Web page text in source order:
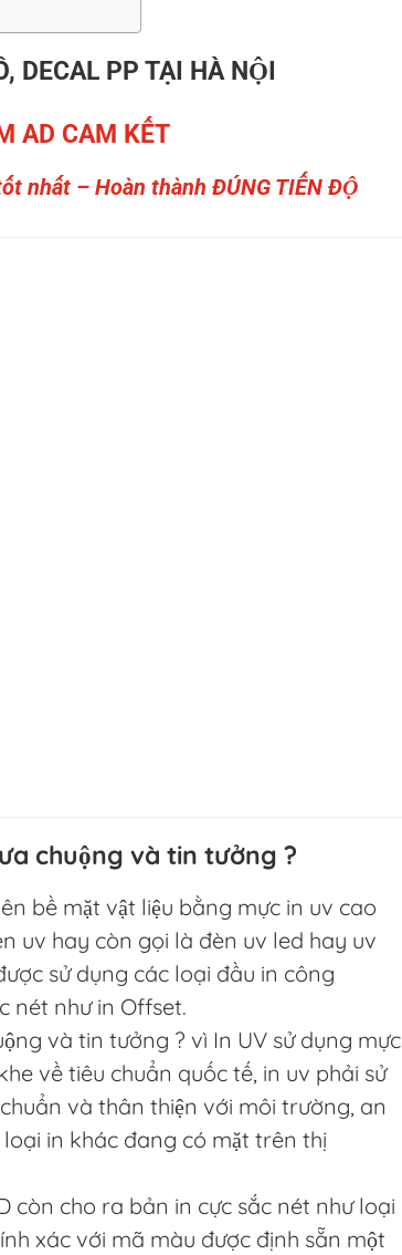
DECAL PP TẠI HÀ NỘI
AD CAM KẾT
nhất – Hoàn thành ĐÚNG TIẾN ĐỘ
chuộng và tin tưởng ?
bề mặt vật liệu bằng mực in uv cao
uv hay còn gọi là đèn uv led hay uv
sử dụng các loại đầu in công
nét như in Offset.
và tin tưởng ? vì In UV sử dụng mực
về tiêu chuẩn quốc tế, in uv phải sử
và thân thiện với môi trường, an
in khác đang có mặt trên thị
còn cho ra bản in cực sắc nét như loại
xác với mã màu được định sẵn một